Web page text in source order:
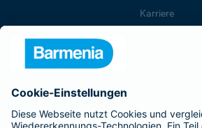
Karriere
Barmenia ist Teil der